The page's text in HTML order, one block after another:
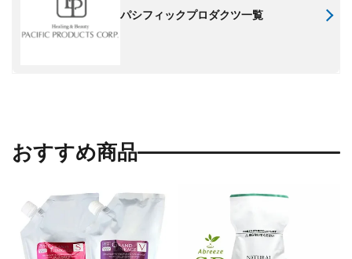
パシフィックプロダクツ一覧
おすすめ商品